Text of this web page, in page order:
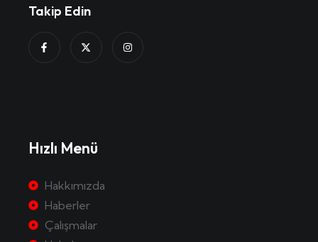
Takip Edin
Hızlı Menü
Hakkımızda
Haberler
Çalışmalar